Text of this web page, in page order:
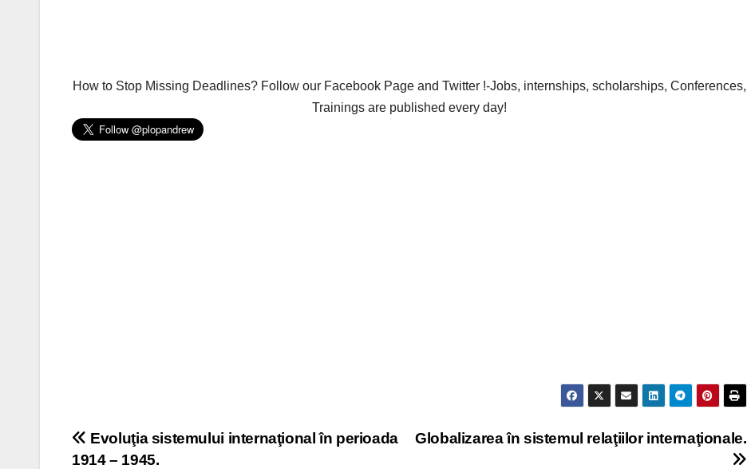
How to Stop Missing Deadlines? Follow our Facebook Page and Twitter !-Jobs, internships, scholarships, Conferences,
Trainings are published every day!
Post
Globalizarea în sistemul relaţiilor internaţionale.
Evoluţia sistemului internaţional în perioada
1914 – 1945.